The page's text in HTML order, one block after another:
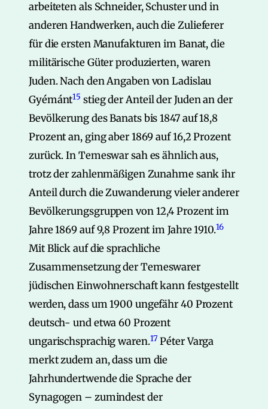
arbeiteten als Schneider, Schuster und in
anderen Handwerken, auch die Zulieferer
für die ersten Manufakturen im Banat, die
militärische Güter produzierten, waren
Juden. Nach den Angaben von Ladislau
Gyémánt15 stieg der Anteil der Juden an der
Bevölkerung des Banats bis 1847 auf 18,8
Prozent an, ging aber 1869 auf 16,2 Prozent
zurück. In Temeswar sah es ähnlich aus,
trotz der zahlenmäßigen Zunahme sank ihr
Anteil durch die Zuwanderung vieler anderer
Bevölkerungsgruppen von 12,4 Prozent im
Jahre 1869 auf 9,8 Prozent im Jahre 1910.16
Mit Blick auf die sprachliche
Zusammensetzung der Temeswarer
jüdischen Einwohnerschaft kann festgestellt
werden, dass um 1900 ungefähr 40 Prozent
deutsch- und etwa 60 Prozent
ungarischsprachig waren.17 Péter Varga
merkt zudem an, dass um die
Jahrhundertwende die Sprache der
Synagogen – zumindest der